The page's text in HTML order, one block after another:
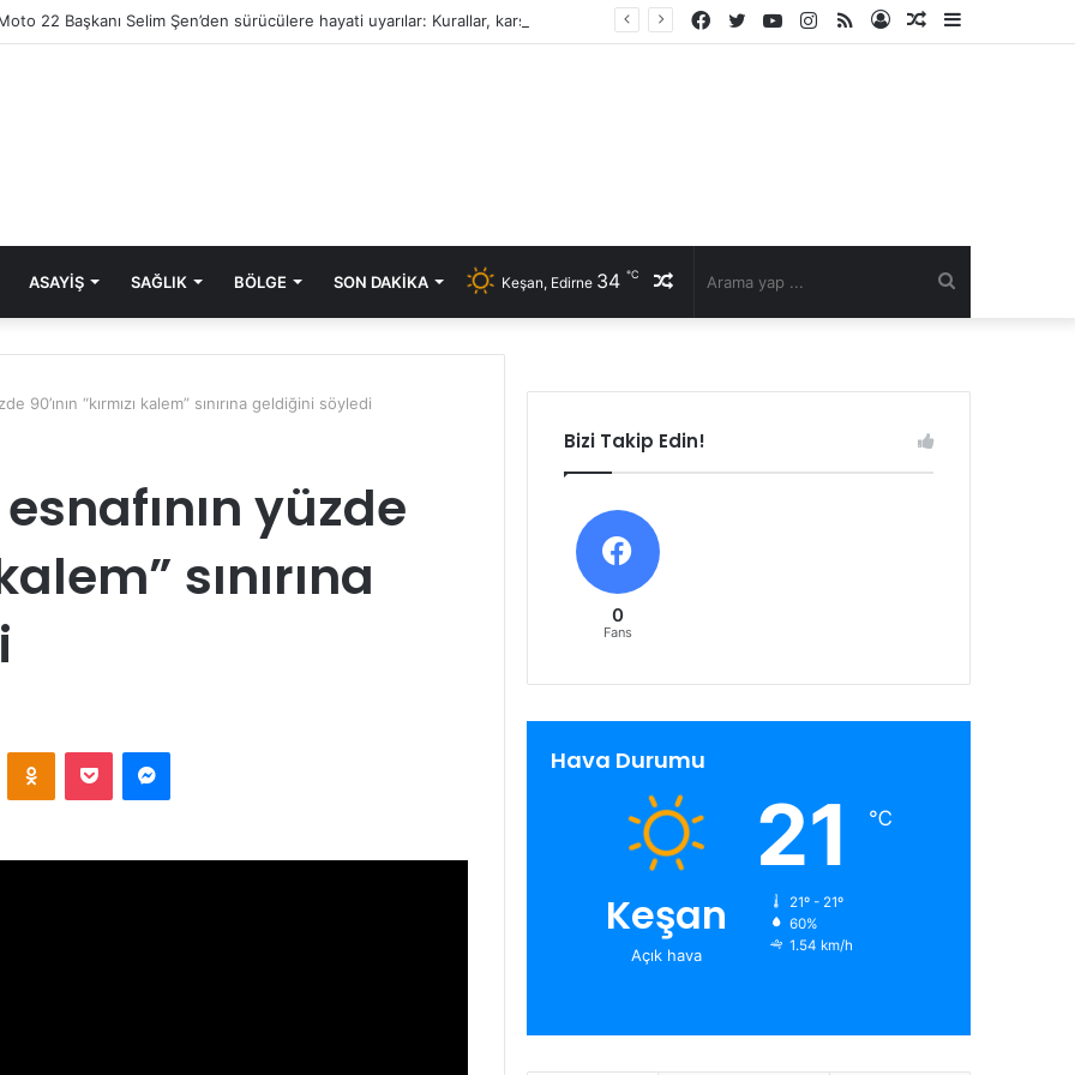
Kenar
Rastgele
Kayıt
RSS
Instagram
YouTube
Twitter
Facebook
ASAYIŞ SAĞLIK BÖLGE SON DAKIKA Rastgele
Keşan, Edirne 34 ℃
90’ının “kırmızı kalem” sınırına geldiğini söyledi
yüzde
sınırına
Odnoklassniki
Pocket Messenger
Bizi Takip Edin!
0
Fans
Hava Durumu
Keşan
Açık hava
21 ℃
21º - 21º
60%
1.54 km/h